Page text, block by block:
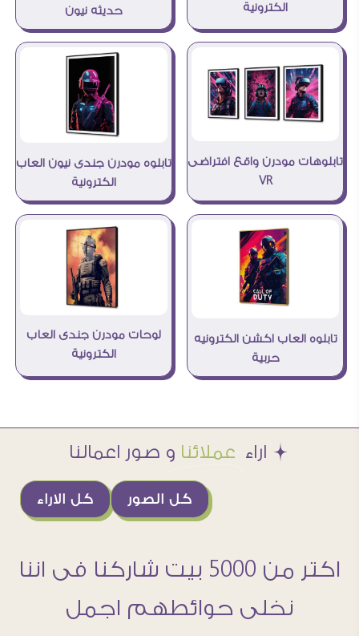
الكترونية
حديثه نيون
تابلوهات مودرن واقع افتراضى
VR
تابلوه مودرن جندى نيون العاب
الكترونية
تابلوه العاب اكشن الكترونيه
حربية
لوحات مودرن جندى العاب
الكترونية
Æ اراء عملائنا و صور اعمالنا
كل الاراء كل الصور
اكتر من 5000 بيت شاركنا فى اننا
نخلى حوائطهم اجمل